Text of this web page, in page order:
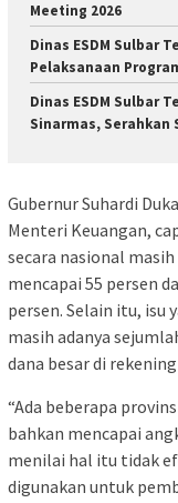
Meeting 2026
Dinas ESDM Sulbar
Pelaksanaan
Dinas ESDM Sulbar
Sinarmas, Serahkan
Gubernur Suhardi
Menteri Keuangan,
secara nasional
mencapai 55 persen
persen. Selain itu, isu
masih adanya
dana besar di
“Ada beberapa
bahkan mencapai
menilai hal itu tidak
digunakan untuk